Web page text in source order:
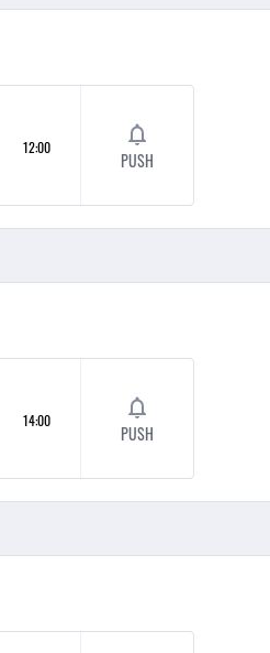
12:00
PUSH
14:00
PUSH